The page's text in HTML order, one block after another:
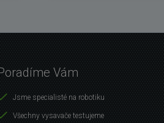
Vám
Jsme specialisté na robotiku
Všechny vysavače testujeme